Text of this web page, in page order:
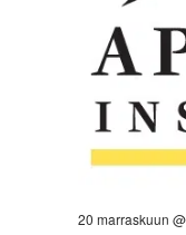
20 marraskuun